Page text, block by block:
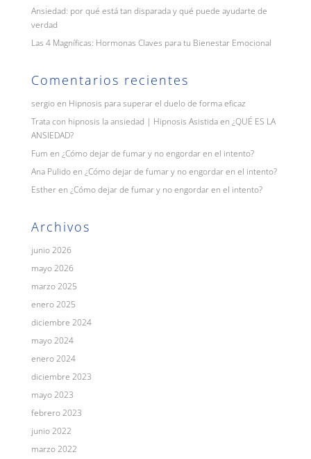
Ansiedad: por qué está tan disparada y qué puede ayudarte de
verdad
Las 4 Magníficas: Hormonas Claves para tu Bienestar Emocional
Comentarios recientes
sergioen Hipnosis para superar el duelo de forma eficaz
Trata con hipnosis la ansiedad | Hipnosis Asistidaen ¿QUÉ ES LA
ANSIEDAD?
Fum en ¿Cómo dejar de fumar y no engordar en el intento?
Ana Pulidoen ¿Cómo dejar de fumar y no engordar en el intento?
Estheren ¿Cómo dejar de fumar y no engordar en el intento?
Archivos
junio 2026
mayo 2026
marzo 2025
enero 2025
diciembre 2024
mayo 2024
enero 2024
diciembre 2023
mayo 2023
febrero 2023
junio 2022
marzo 2022